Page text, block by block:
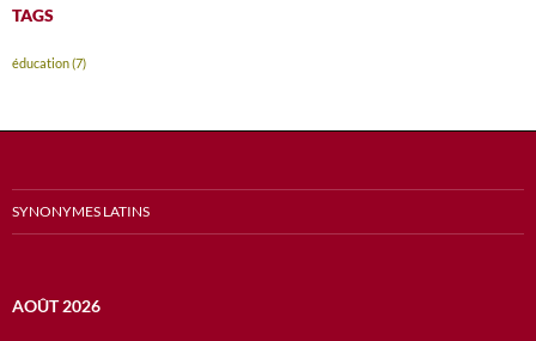
TAGS
éducation(7)
SYNONYMES LATINS
AOÛT 2026